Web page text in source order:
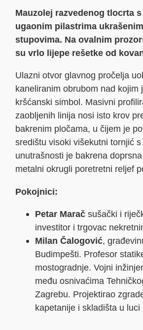
Mauzolej razvedenog tlocrta
ugaonim pilastrima
stupovima. Na ovalnim
su vrlo lijepe rešetke od
Ulazni otvor glavnog pročelja
kaneliranim obrubom nad kojim
kršćanski simbol. Masivni
zaobljenih linija nosi isto krov
bakrenim pločama, u čijem je
središtu visoki višekutni tornjić
unutrašnosti je bakrena
metalni okrugli poretretni reljef
Pokojnici:
Petar Marač sušački i
investitor i trgovac
Milan Čalogović,
Budimpešti. Profesor
mostogradnje. Vojni
među osnivaćima
Zagrebu. Projektirao
kapetanije i skladišta u luci